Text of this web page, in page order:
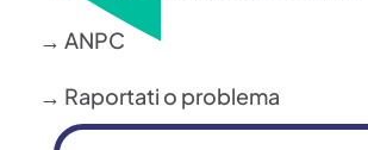
→ ANPC
→ Raportati o problema